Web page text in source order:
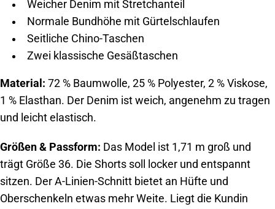
Weicher Denim mit Stretchanteil
Normale Bundhöhe mit Gürtelschlaufen
Seitliche Chino-Taschen
Zwei klassische Gesäßtaschen
Material: 72 % Baumwolle, 25 % Polyester, 2 % Viskose,
1 % Elasthan. Der Denim ist weich, angenehm zu tragen
und leicht elastisch.
Größen & Passform: Das Model ist 1,71 m groß und
trägt Größe 36. Die Shorts soll locker und entspannt
sitzen. Der A-Linien-Schnitt bietet an Hüfte und
Oberschenkeln etwas mehr Weite. Liegt die Kundin